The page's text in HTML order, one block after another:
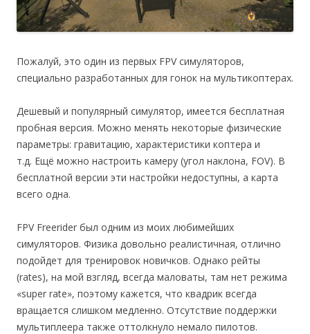
Пожалуй, это один из первых FPV симуляторов,
специально разработанных для гонок на мультикоптерах.
Дешевый и популярный симулятор, имеется бесплатная
пробная версия. Можно менять некоторые физические
параметры: гравитацию, характеристики коптера и
т.д. Ещё можно настроить камеру (угол наклона, FOV). В
бесплатной версии эти настройки недоступны, а карта
всего одна.
FPV Freerider был одним из моих любимейших
симуляторов. Физика довольно реалистичная, отлично
подойдет для тренировок новичков. Однако рейты
(rates), на мой взгляд, всегда маловаты, там нет режима
«super rate», поэтому кажется, что квадрик всегда
вращается слишком медленно. Отсутствие поддержки
мультиплеера также оттолкнуло немало пилотов.